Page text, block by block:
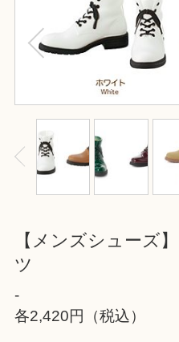
【メンズシューズ
ツ
-
各2,420円（税込）